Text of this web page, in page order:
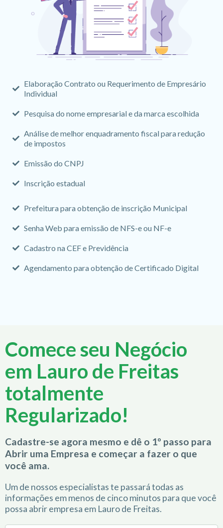
Elaboração Contrato ou Requerimento de Empresário
Individual
Pesquisa do nome empresarial e da marca escolhida
Análise de melhor enquadramento fiscal para redução
de impostos
Emissão do CNPJ
Inscrição estadual
Prefeitura para obtenção de inscrição Municipal
Senha Web para emissão de NFS-e ou NF-e
Cadastro na CEF e Previdência
Agendamento para obtenção de Certificado Digital
Comece seu Negócio
em Lauro de Freitas
totalmente
Regularizado!
Cadastre-se agora mesmo e dê o 1º passo para
Abrir uma Empresa e começar a fazer o que
você ama.
Um de nossos especialistas te passará todas as
informações em menos de cinco minutos para que você
possa abrir empresa em Lauro de Freitas.